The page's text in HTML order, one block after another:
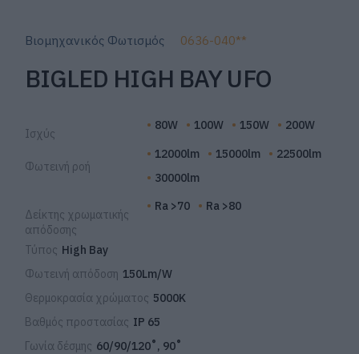
0636-040**
Βιομηχανικός Φωτισμός
BIGLED HIGH BAY UFO
Ισχύς
80W 100W 150W 200W
Φωτεινή ροή
12000lm 15000lm
22500lm
30000lm
Δείκτης χρωματικής
απόδοσης
Ra >70 Ra >80
Τύπος High Bay
Φωτεινή απόδοση 150Lm/W
Θερμοκρασία χρώματος 5000K
Βαθμός προστασίας IP 65
Γωνία δέσμης 60/90/120˚, 90˚